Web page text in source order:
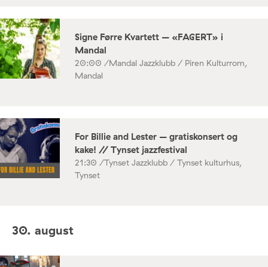
Signe Førre Kvartett – «FAGERT» i
Mandal
20:00 /Mandal Jazzklubb / Piren Kulturrom,
Mandal
For Billie and Lester – gratiskonsert og
kake! // Tynset jazzfestival
21:30 /Tynset Jazzklubb / Tynset kulturhus,
Tynset
30. august